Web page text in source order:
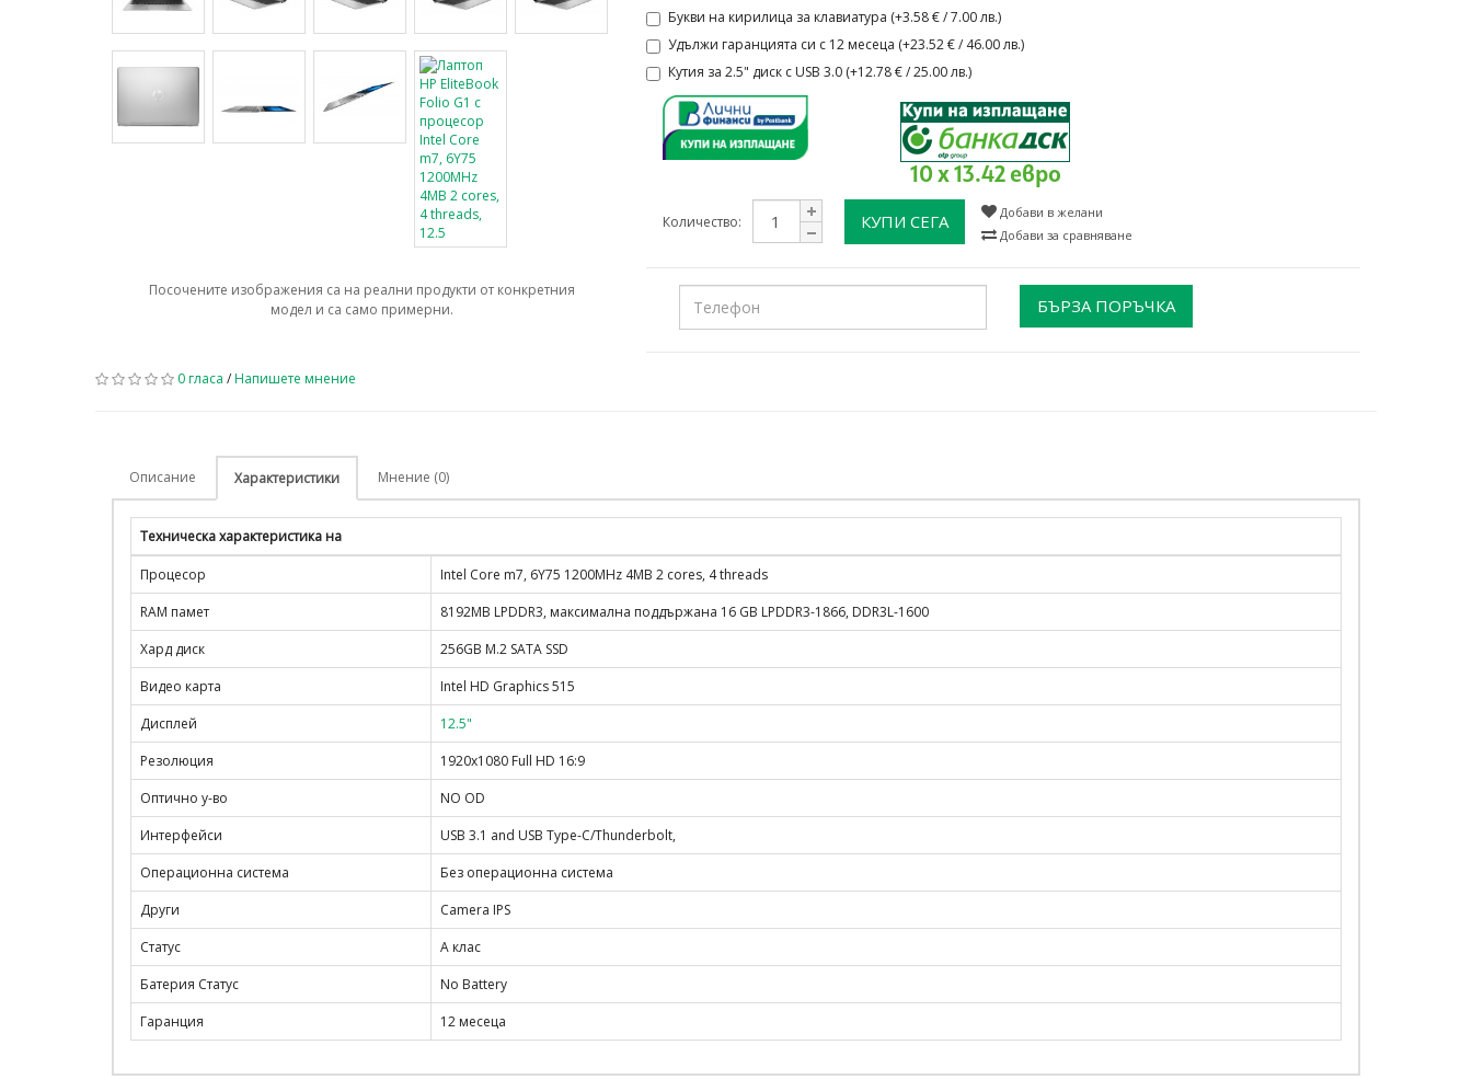
Посочените изображения са на реални продукти от конкретния
модел и са само примерни.
Букви на кирилица за клавиатура (+3.58 € / 7.00 лв.)
Удължи гаранцията си с 12 месеца (+23.52 € / 46.00 лв.)
Кутия за 2.5" диск с USB 3.0 (+12.78 € / 25.00 лв.)
10 x 13.42 евро
Количество: КУПИ СЕГА
Добави в желани
Добави за сравняване
БЪРЗА ПОРЪЧКА
0 гласа /Напишете мнение
Описание Характеристики Мнение (0)
Техническа характеристика на
Процесор
Intel Core m7, 6Y75 1200MHz 4MB 2 cores, 4 threads
RAM памет
8192MB LPDDR3, максимална поддържана 16 GB LPDDR3-1866, DDR3L-1600
Хард диск
256GB M.2 SATA SSD
Видео карта
Intel HD Graphics 515
Дисплей
12.5"
Резолюция
1920x1080 Full HD 16:9
Оптично у-во
NO OD
Интерфейси
USB 3.1 and USB Type-C/Thunderbolt,
Операционна система
Без операционна система
Други
Camera IPS
Статус
A клас
Батерия Статус
No Battery
Гаранция
12 месеца